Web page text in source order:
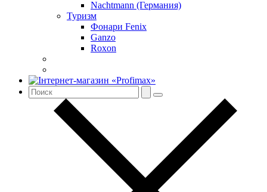
Nachtmann (Германия)
Туризм
Фонари Fenix
Ganzo
Roxon